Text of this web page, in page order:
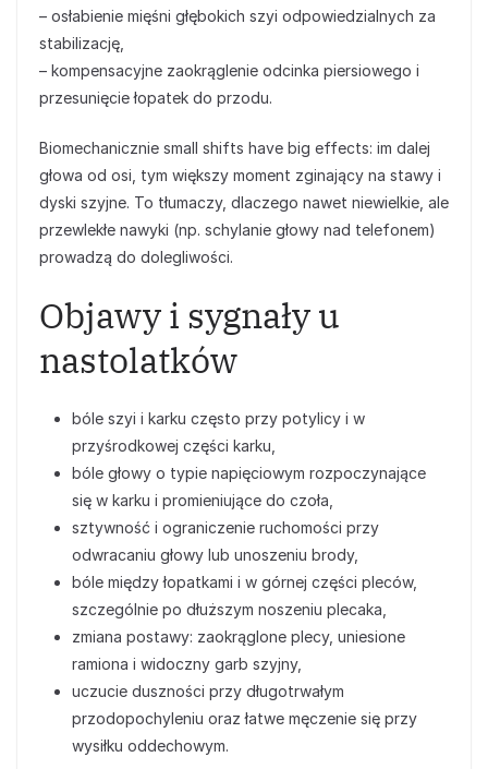
– osłabienie mięśni głębokich szyi odpowiedzialnych za
stabilizację,
– kompensacyjne zaokrąglenie odcinka piersiowego i
przesunięcie łopatek do przodu.
Biomechanicznie small shifts have big effects: im dalej
głowa od osi, tym większy moment zginający na stawy i
dyski szyjne. To tłumaczy, dlaczego nawet niewielkie, ale
przewlekłe nawyki (np. schylanie głowy nad telefonem)
prowadzą do dolegliwości.
Objawy i sygnały u
nastolatków
bóle szyi i karku często przy potylicy i w
przyśrodkowej części karku,
bóle głowy o typie napięciowym rozpoczynające
się w karku i promieniujące do czoła,
sztywność i ograniczenie ruchomości przy
odwracaniu głowy lub unoszeniu brody,
bóle między łopatkami i w górnej części pleców,
szczególnie po dłuższym noszeniu plecaka,
zmiana postawy: zaokrąglone plecy, uniesione
ramiona i widoczny garb szyjny,
uczucie duszności przy długotrwałym
przodopochyleniu oraz łatwe męczenie się przy
wysiłku oddechowym.